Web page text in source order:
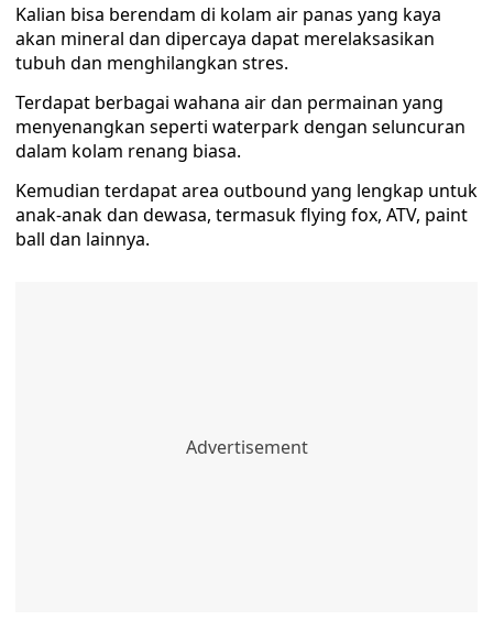
Kalian bisa berendam di kolam air panas yang kaya
akan mineral dan dipercaya dapat merelaksasikan
tubuh dan menghilangkan stres.
Terdapat berbagai wahana air dan permainan yang
menyenangkan seperti waterpark dengan seluncuran
dalam kolam renang biasa.
Kemudian terdapat area outbound yang lengkap untuk
anak-anak dan dewasa, termasuk flying fox, ATV, paint
ball dan lainnya.